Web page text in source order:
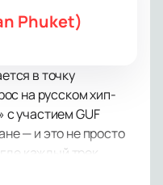
Phuket)
в точку
на русском хип-
участием GUF
— и это не просто
каждый трек
один из